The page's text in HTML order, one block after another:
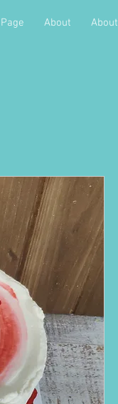
About About